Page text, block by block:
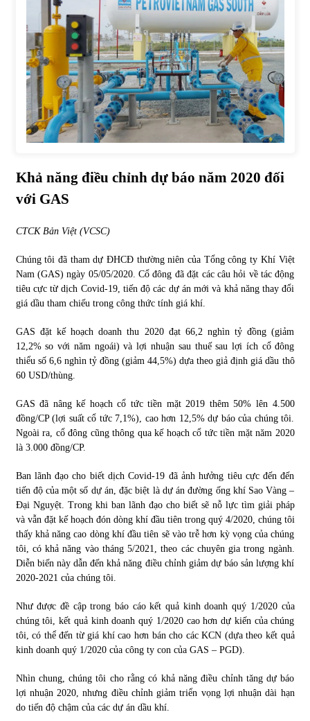
31/05/2022
Bất ổn từ các cuộc đấu giá đất ở Thanh Hoá
31/05/2022
Tiền gửi vào ngân hàng tiếp tục tăng mạnh
31/05/2022
S&P Ratings cập nhật xếp hạng tín nhiệm của
31/05/2022
Phân tích giá tiền điện tử sau ngày thị trường lập kỷ lục
09/11/2021
Top 10 xe bán chạy nhất tháng 9/2021
Khả năng điều chỉnh dự báo năm 2020 đối
với GAS
CTCK Bản Việt (VCSC)
Chúng tôi đã tham dự ĐHCĐ thường niên của Tổng công ty Khí Việt
Nam (GAS) ngày 05/05/2020. Cổ đông đã đặt các câu hỏi về tác động
tiêu cực từ dịch Covid-19, tiến độ các dự án mới và khả năng thay đổi
giá dầu tham chiếu trong công thức tính giá khí.
GAS đặt kế hoạch doanh thu 2020 đạt 66,2 nghìn tỷ đồng (giảm
12,2% so với năm ngoái) và lợi nhuận sau thuế sau lợi ích cổ đông
thiểu số 6,6 nghìn tỷ đồng (giảm 44,5%) dựa theo giả định giá dầu thô
60 USD/thùng.
GAS đã nâng kế hoạch cổ tức tiền mặt 2019 thêm 50% lên 4.500
đồng/CP (lợi suất cổ tức 7,1%), cao hơn 12,5% dự báo của chúng tôi.
Ngoài ra, cổ đông cũng thông qua kế hoạch cổ tức tiền mặt năm 2020
là 3.000 đồng/CP.
Ban lãnh đạo cho biết dịch Covid-19 đã ảnh hưởng tiêu cực đến đến
tiến độ của một số dự án, đặc biệt là dự án đường ống khí Sao Vàng –
Đại Nguyệt. Trong khi ban lãnh đạo cho biết sẽ nỗ lực tìm giải pháp
và vẫn đặt kế hoạch đón dòng khí đầu tiên trong quý 4/2020, chúng tôi
thấy khả năng cao dòng khí đầu tiên sẽ vào trễ hơn kỳ vọng của chúng
tôi, có khả năng vào tháng 5/2021, theo các chuyên gia trong ngành.
Diễn biến này dẫn đến khả năng điều chỉnh giảm dự báo sản lượng khí
2020-2021 của chúng tôi.
Như được đề cập trong báo cáo kết quả kinh doanh quý 1/2020 của
chúng tôi, kết quả kinh doanh quý 1/2020 cao hơn dự kiến của chúng
tôi, có thể đến từ giá khí cao hơn bán cho các KCN (dựa theo kết quả
kinh doanh quý 1/2020 của công ty con của GAS – PGD).
Nhìn chung, chúng tôi cho rằng có khả năng điều chỉnh tăng dự báo
lợi nhuận 2020, nhưng điều chỉnh giảm triển vọng lợi nhuận dài hạn
do tiến độ chậm của các dự án dầu khí.